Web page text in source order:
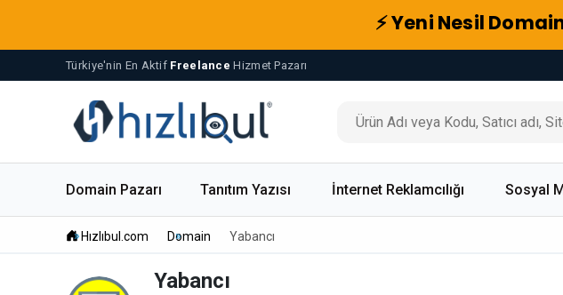
⚡ Yeni Nesil
Türkiye'nin En Aktif Freelance Hizmet Pazarı
Domain Pazarı Tanıtım Yazısı İnternet Reklamcılığı Sosyal
Hızlıbul.com Domain Yabancı
Yabancı